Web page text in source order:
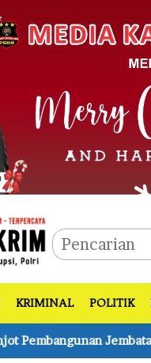
KRIMINAL POLITIK
Perintis Garuda Demi